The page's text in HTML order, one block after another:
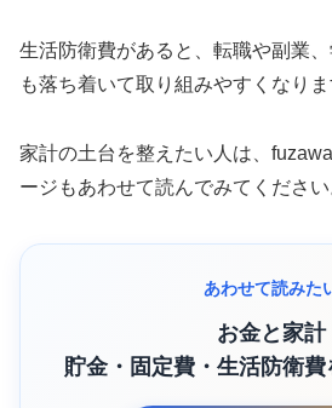
生活防衛費があると、転職や副業
も落ち着いて取り組みやすくなりま
家計の土台を整えたい人は、
ージもあわせて読んでみてください
あわせて読みた
お金と家計
貯金・固定費・生活防衛